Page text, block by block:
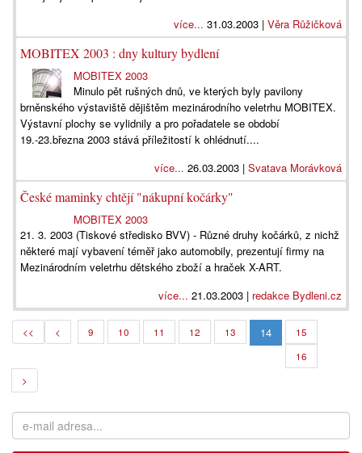
více... 31.03.2003 | Věra Růžičková
MOBITEX 2003 : dny kultury bydlení
MOBITEX 2003
Minulo pět rušných dnů, ve kterých byly pavilony
brněnského výstaviště dějištěm mezinárodního veletrhu MOBITEX.
Výstavní plochy se vylidnily a pro pořadatele se období
19.-23.března 2003 stává příležitostí k ohlédnutí....
více... 26.03.2003 | Svatava Morávková
České maminky chtějí "nákupní kočárky"
MOBITEX 2003
21. 3. 2003 (Tiskové středisko BVV) - Různé druhy kočárků, z nichž
některé mají vybavení téměř jako automobily, prezentují firmy na
Mezinárodním veletrhu dětského zboží a hraček X-ART.
více... 21.03.2003 | redakce Bydleni.cz
<< < 9 10 11 12 13 14
15
16
>